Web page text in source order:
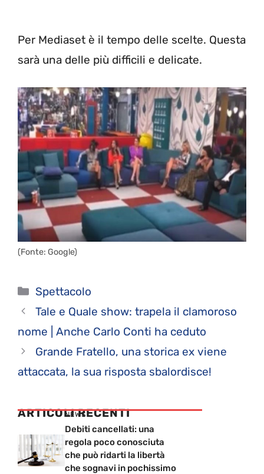
Per Mediaset è il tempo delle scelte. Questa
sarà una delle più difficili e delicate.
(Fonte: Google)
Categorie
Spettacolo
Tale e Quale show: trapela il clamoroso
nome | Anche Carlo Conti ha ceduto
Grande Fratello, una storica ex viene
attaccata, la sua risposta sbalordisce!
ARTICOLI RECENTI
NEWS
Debiti cancellati: una
regola poco conosciuta
che può ridarti la libertà
che sognavi in pochissimo